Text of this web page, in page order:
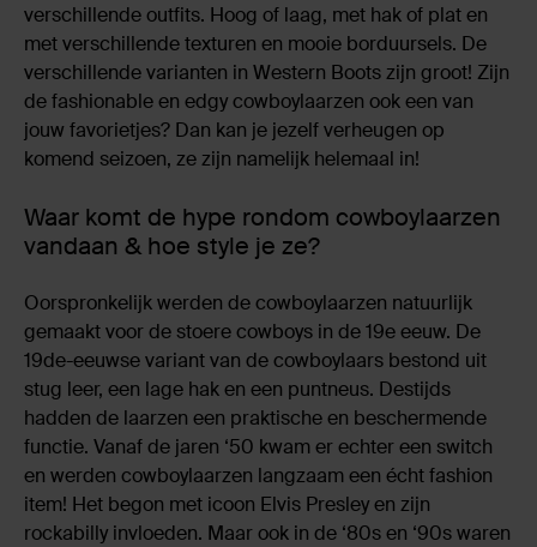
verschillende outfits. Hoog of laag, met hak of plat en
met verschillende texturen en mooie borduursels. De
verschillende varianten in Western Boots zijn groot! Zijn
de fashionable en edgy cowboylaarzen ook een van
jouw favorietjes? Dan kan je jezelf verheugen op
komend seizoen, ze zijn namelijk helemaal in!
Waar komt de hype rondom cowboylaarzen
vandaan & hoe style je ze?
Oorspronkelijk werden de cowboylaarzen natuurlijk
gemaakt voor de stoere cowboys in de 19e eeuw. De
19de-eeuwse variant van de cowboylaars bestond uit
stug leer, een lage hak en een puntneus. Destijds
hadden de laarzen een praktische en beschermende
functie. Vanaf de jaren ‘50 kwam er echter een switch
en werden cowboylaarzen langzaam een écht fashion
item! Het begon met icoon Elvis Presley en zijn
rockabilly invloeden. Maar ook in de ‘80s en ‘90s waren